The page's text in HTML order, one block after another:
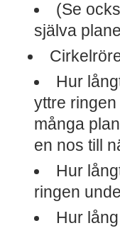
(Se
själva
Hur
yttre
många
en nos till
Hur
ringen
Hur